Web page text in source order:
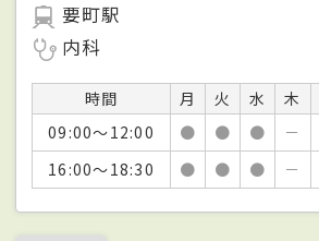
要町駅
内科
時間 月 火 水 木
09:00～12:00
● ● ● －
16:00～18:30
● ● ● －